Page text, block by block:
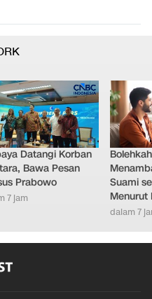
Datangi Korban
Bawa Pesan
Prabowo
7 jam
Suami
Menurut
dalam 7